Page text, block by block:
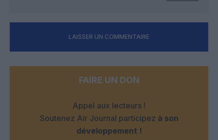
LAISSER UN COMMENTAIRE
FAIRE UN DON
Appel aux lecteurs !
Soutenez Air Journal participez à son
développement !